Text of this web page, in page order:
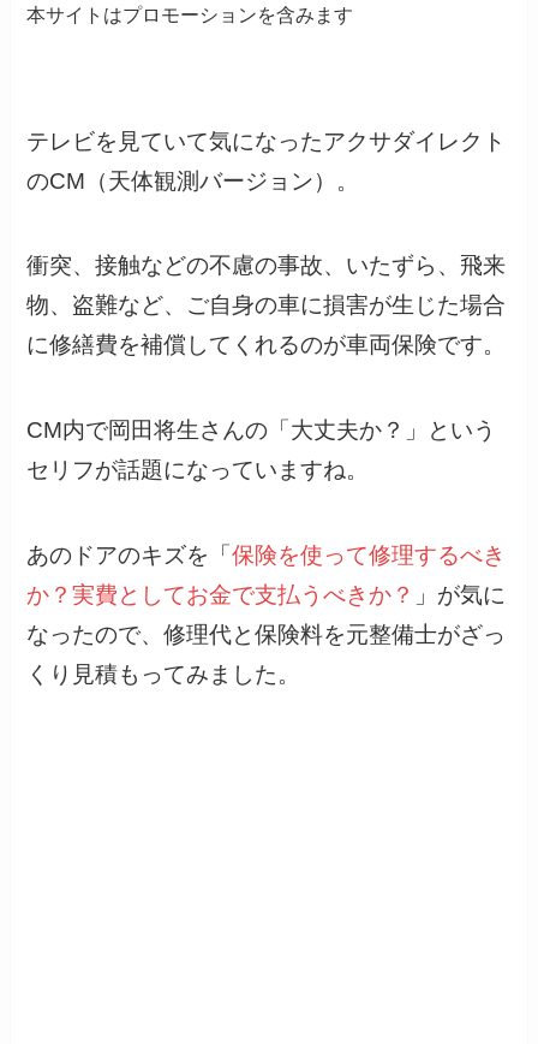
本サイトはプロモーションを含みます
テレビを見ていて気になったアクサダイレクト
のCM（天体観測バージョン）。
衝突、接触などの不慮の事故、いたずら、飛来
物、盗難など、ご自身の車に損害が生じた場合
に修繕費を補償してくれるのが車両保険です。
CM内で岡田将生さんの「大丈夫か？」という
セリフが話題になっていますね。
あのドアのキズを「保険を使って修理するべき
か？実費としてお金で支払うべきか？ 」が気に
なったので、修理代と保険料を元整備士がざっ
くり見積もってみました。